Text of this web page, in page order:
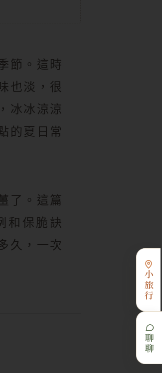
節。這時
也淡，很
冰冰涼涼
的夏日常
了。這篇
和保脆訣
久，一次
小旅行
聊聊